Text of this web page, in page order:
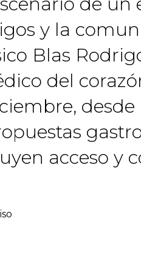
y la
Blas
del
desde
acceso y